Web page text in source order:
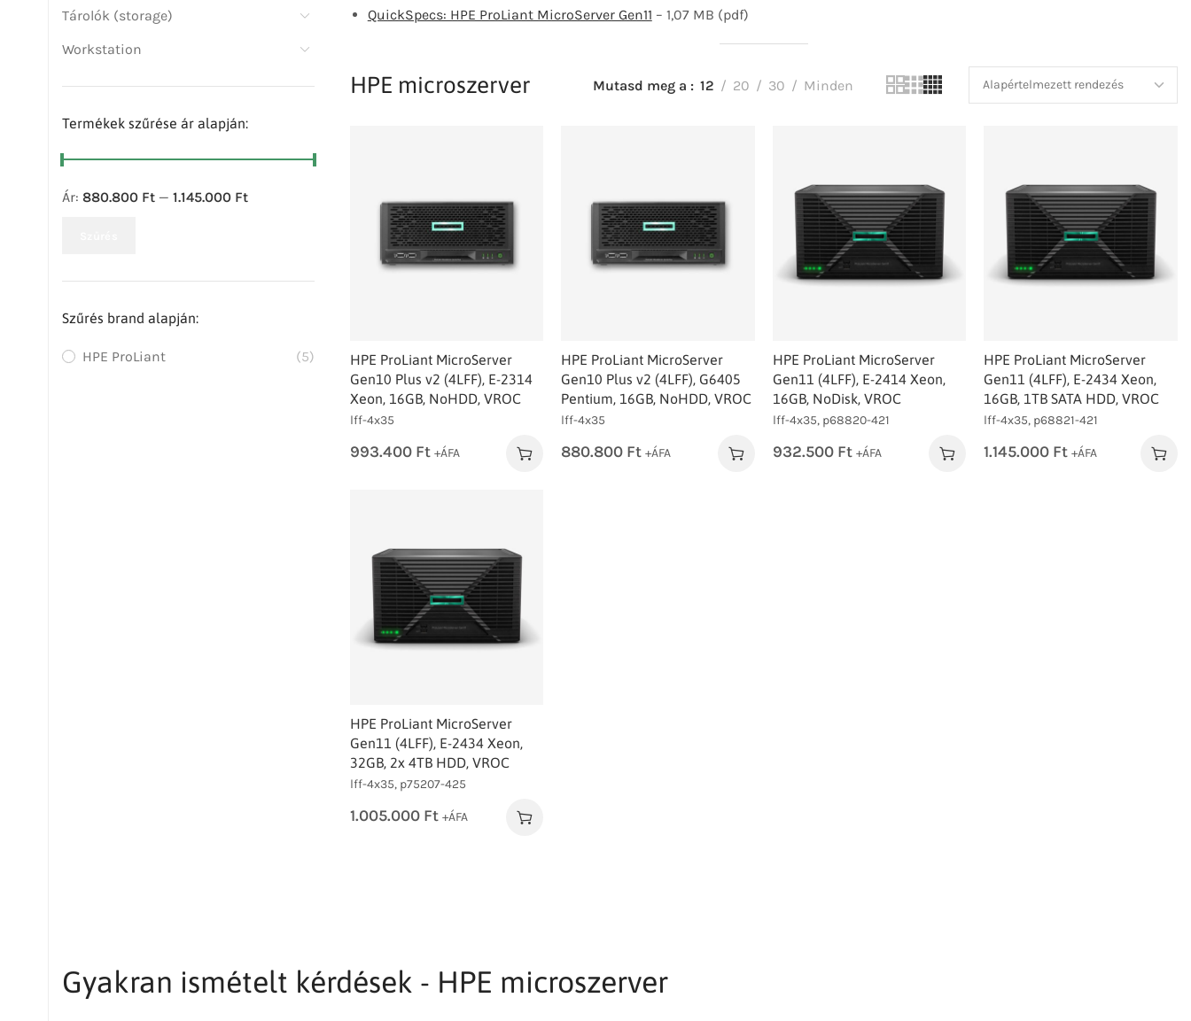
Tárolók (storage)
Workstation
Termékek szűrése ár alapján:
Ár: 880.800 Ft — 1.145.000 Ft
Szűrés brand alapján:
HPE ProLiant (5)
QuickSpecs: HPE ProLiant MicroServer Gen11 – 1,07 MB (pdf)
HPE microszerver Mutasd meg a 12 20 30 Minden
HPE ProLiant MicroServer
Gen10 Plus v2 (4LFF), E-2314
Xeon, 16GB, NoHDD, VROC
lff-4x35
993.400 Ft +ÁFA
HPE ProLiant MicroServer
Gen10 Plus v2 (4LFF), G6405
Pentium, 16GB, NoHDD, VROC
lff-4x35
880.800 Ft +ÁFA
HPE ProLiant MicroServer
Gen11 (4LFF), E-2414 Xeon,
16GB, NoDisk, VROC
lff-4x35, p68820-421
932.500 Ft +ÁFA
HPE ProLiant MicroServer
Gen11 (4LFF), E-2434 Xeon,
16GB, 1TB SATA HDD, VROC
lff-4x35, p68821-421
1.145.000 Ft +ÁFA
HPE ProLiant MicroServer
Gen11 (4LFF), E-2434 Xeon,
32GB, 2x 4TB HDD, VROC
lff-4x35, p75207-425
1.005.000 Ft +ÁFA
Gyakran ismételt kérdések - HPE microszerver